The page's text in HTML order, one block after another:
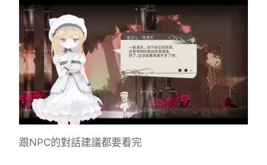
跟NPC的對話建議都要看完